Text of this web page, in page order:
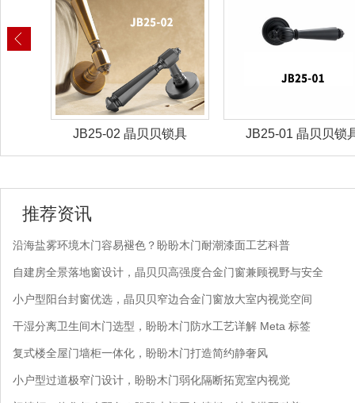
JB25-02 晶贝贝锁具 JB25-01 晶贝贝锁
推荐资讯
沿海盐雾环境木门容易褪色？盼盼木门耐潮漆面工艺科普
自建房全景落地窗设计，晶贝贝高强度合金门窗兼顾视野与安全
小户型阳台封窗优选，晶贝贝窄边合金门窗放大室内视觉空间
干湿分离卫生间木门选型，盼盼木门防水工艺详解 Meta 标签
复式楼全屋门墙柜一体化，盼盼木门打造简约静奢风
小户型过道极窄门设计，盼盼木门弱化隔断拓宽室内视觉